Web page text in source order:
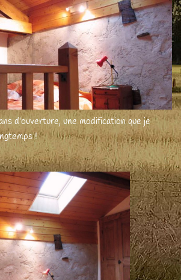
d'ouverture, une modification que je
!